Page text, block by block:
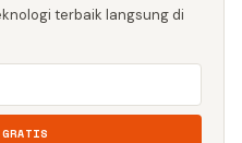
terbaik langsung di